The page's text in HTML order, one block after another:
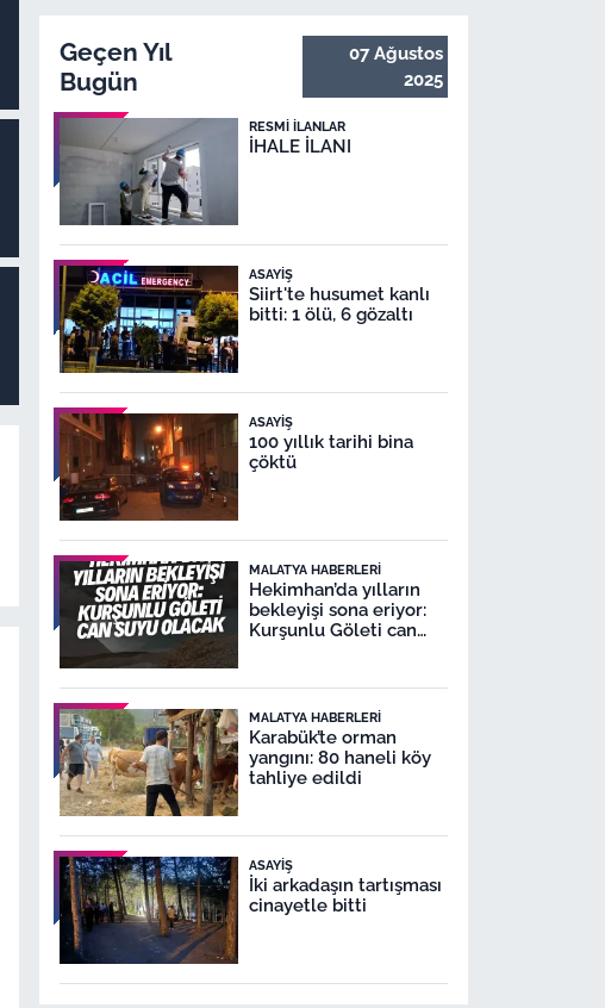
Geçen Yıl
Bugün
07 Ağustos
2025
RESMI İLANLAR
İHALE İLANI
ASAYIŞ
Siirt'te husumet kanlı
bitti: 1 ölü, 6 gözaltı
ASAYIŞ
100 yıllık tarihi bina
çöktü
MALATYA HABERLERI
Hekimhan’da yılların
bekleyişi sona eriyor:
Kurşunlu Göleti can
MALATYA HABERLERI
Karabük’te orman
yangını: 80 haneli köy
tahliye edildi
ASAYIŞ
İki arkadaşın tartışması
cinayetle bitti